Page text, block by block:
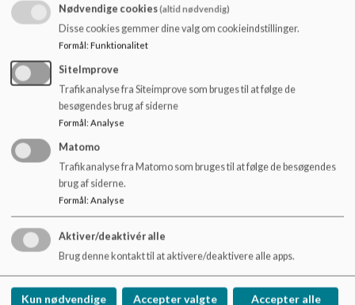
D. 19.11.25
D. 19.01.26
D. 24.02.26
D. 25.03.26
D. 22.04.26
D. 18.05.26
D. 16.06.26
Marstal Skole
Nødvendige cookies(altid nødvendig)
Disse cookies gemmer dine valg om cookieindstillinger.
Formål: Funktionalitet
SiteImprove
Trafikanalyse fra Siteimprove som bruges til at følge de
besøgendes brug af siderne
Formål: Analyse
Matomo
Trafikanalyse fra Matomo som bruges til at følge de besøgendes
brug af siderne.
Formål: Analyse
Aktiver/deaktivér alle
Brug denne kontakt til at aktivere/deaktivere alle apps.
Kun nødvendige Accepter valgte Accepter alle